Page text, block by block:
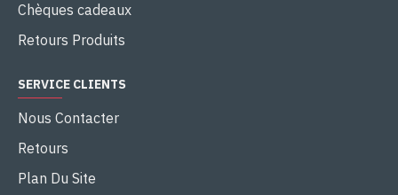
Chèques cadeaux
Retours Produits
SERVICE CLIENTS
Nous Contacter
Retours
Plan Du Site